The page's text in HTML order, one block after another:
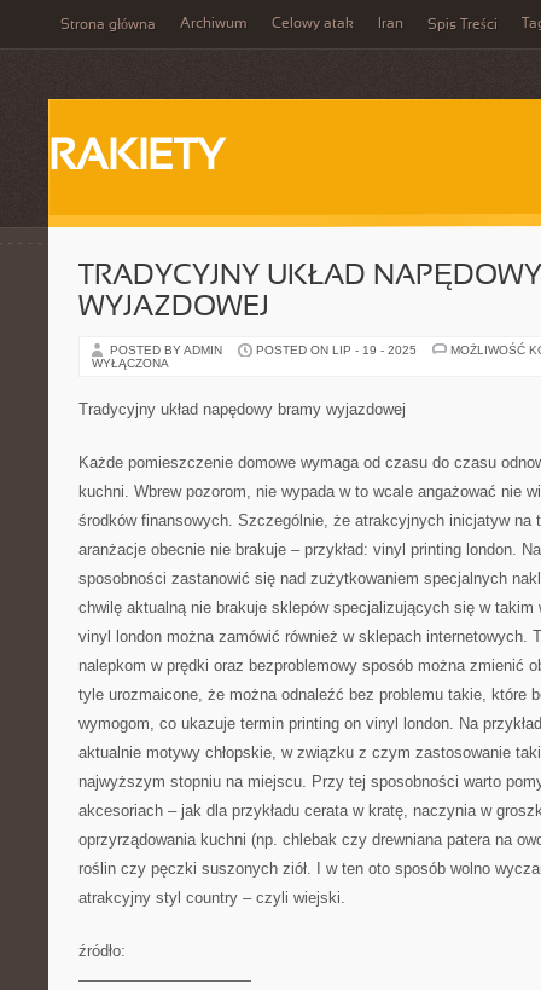
Strona główna Archiwum Celowy atak Iran Spis Treści
RAKIETY
TRADYCYJNY UKŁAD
WYJAZDOWEJ
POSTED BY ADMIN POSTED ON LIP - 19 - 2025
MOŻLIWOŚĆ
WYŁĄCZONA
Tradycyjny układ napędowy bramy wyjazdowej
Każde pomieszczenie domowe wymaga od czasu do czasu
kuchni. Wbrew pozorom, nie wypada w to wcale angażować nie
środków finansowych. Szczególnie, że atrakcyjnych inicjatyw na
aranżacje obecnie nie brakuje – przykład: vinyl printing london.
sposobności zastanowić się nad zużytkowaniem specjalnych
chwilę aktualną nie brakuje sklepów specjalizujących się w takim
vinyl london można zamówić również w sklepach internetowych.
nalepkom w prędki oraz bezproblemowy sposób można zmienić
tyle urozmaicone, że można odnaleźć bez problemu takie, które
wymogom, co ukazuje termin printing on vinyl london. Na
aktualnie motywy chłopskie, w związku z czym zastosowanie
najwyższym stopniu na miejscu. Przy tej sposobności warto
akcesoriach – jak dla przykładu cerata w kratę, naczynia w
oprzyrządowania kuchni (np. chlebak czy drewniana patera na
roślin czy pęczki suszonych ziół. I w ten oto sposób wolno
atrakcyjny styl country – czyli wiejski.
źródło:
———————————